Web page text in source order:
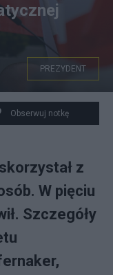
fot. Marsilar, CC
PREZYDENT
Obserwuj notkę
z
W pięciu
Szczegóły